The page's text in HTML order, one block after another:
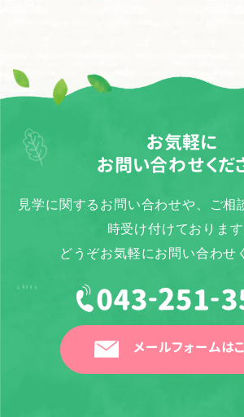
お気軽に
お問い合わせくだ
見学に関するお問い合わせや、ご相
時受け付けております
どうぞお気軽にお問い合わせ
メールフォームは